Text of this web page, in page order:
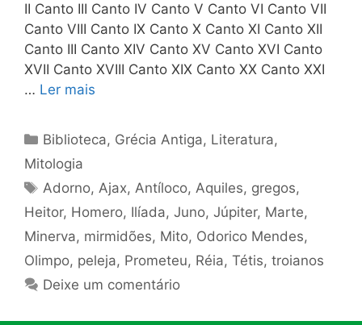
II Canto III Canto IV Canto V Canto VI Canto VII
Canto VIII Canto IX Canto X Canto XI Canto XII
Canto III Canto XIV Canto XV Canto XVI Canto
XVII Canto XVIII Canto XIX Canto XX Canto XXI
… Ler mais
Categorias
Biblioteca, Grécia Antiga, Literatura,
Mitologia
Tags
Adorno,Ajax,Antíloco,Aquiles, gregos,
Heitor, Homero, Ilíada, Juno, Júpiter, Marte,
Minerva, mirmidões, Mito, Odorico Mendes,
Olimpo, peleja, Prometeu, Réia, Tétis, troianos
Deixe um comentário